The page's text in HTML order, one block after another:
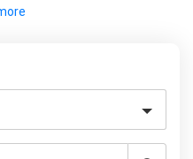
que implica escanear las
y puede hacerse desde
formulario en línea.